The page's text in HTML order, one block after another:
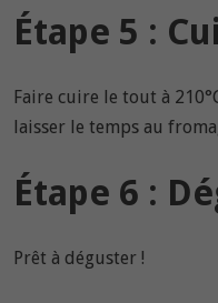
Étape 5 :
Faire cuire le tout à
laisser le temps au
Étape 6 :
Prêt à déguster !